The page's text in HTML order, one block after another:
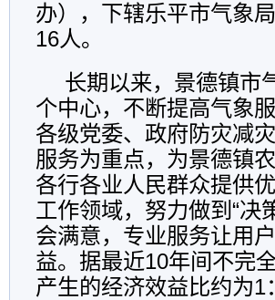
办），下辖乐平市气象
16人。
长期以来，景德镇市
个中心，不断提高气象
各级党委、政府防灾减
服务为重点，为景德镇
各行各业人民群众提供
工作领域，努力做到“决
会满意，专业服务让用
益。据最近10年间不完
产生的经济效益比约为1